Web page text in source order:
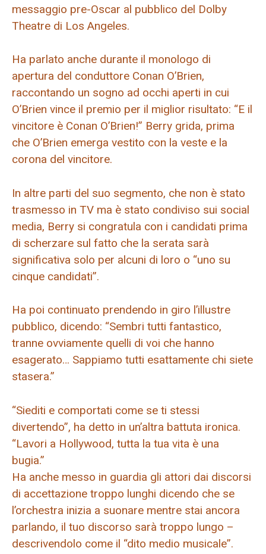
messaggio pre-Oscar al pubblico del Dolby
Theatre di Los Angeles.
Ha parlato anche durante il monologo di
apertura del conduttore Conan O’Brien,
raccontando un sogno ad occhi aperti in cui
O’Brien vince il premio per il miglior risultato: “E il
vincitore è Conan O’Brien!” Berry grida, prima
che O’Brien emerga vestito con la veste e la
corona del vincitore.
In altre parti del suo segmento, che non è stato
trasmesso in TV ma è stato condiviso sui social
media, Berry si congratula con i candidati prima
di scherzare sul fatto che la serata sarà
significativa solo per alcuni di loro o “uno su
cinque candidati”.
Ha poi continuato prendendo in giro l’illustre
pubblico, dicendo: “Sembri tutti fantastico,
tranne ovviamente quelli di voi che hanno
esagerato… Sappiamo tutti esattamente chi siete
stasera.”
“Siediti e comportati come se ti stessi
divertendo”, ha detto in un’altra battuta ironica.
“Lavori a Hollywood, tutta la tua vita è una
bugia.”
Ha anche messo in guardia gli attori dai discorsi
di accettazione troppo lunghi dicendo che se
l’orchestra inizia a suonare mentre stai ancora
parlando, il tuo discorso sarà troppo lungo –
descrivendolo come il “dito medio musicale”.